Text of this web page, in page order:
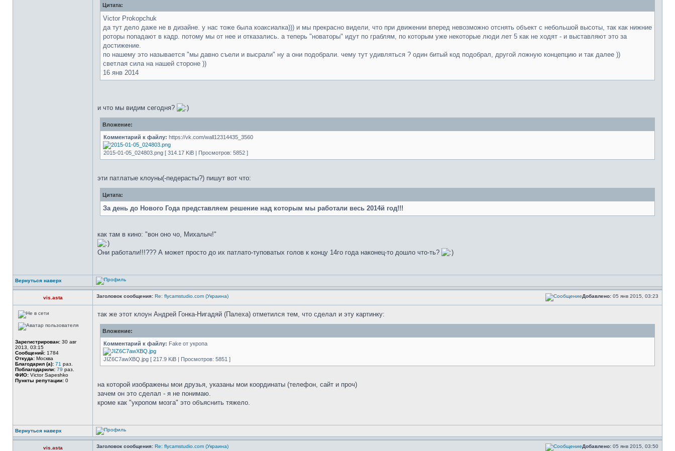
Цитата:
Victor Prokopchuk
да тут дело даже не в дизайне. у нас тоже была коаксиалка))) и мы прекрасно видели, что при движении вперед невозможно отснять объект с небольшой высоты, так как нижние
роторы попадают в кадр. потому мы от нее и отказались. а теперь "новаторы" идут по граблям, по которым уже некоторые люди лет 5 как не ходят - и выставляют это за
достижение.
по нашему это называется "мы давно съели и высрали" ну а они подобрали. чему тут удивляться ? один битый код подобрал, другой ложную концепцию и так далее ))
светлая сила на нашей стороне ))
16 янв 2014
и что мы видим сегодня?
Вложение:
Комментарий к файлу: https://vk.com/wall12314435_3560
2015-01-05_024803.png [ 314.17 KiB | Просмотров: 5852 ]
эти патлатые клоуны(-педерасты?) пишут вот что:
Цитата:
За день до Нового Года представляем решение над которым мы работали весь 2014й год!!!
как там в кино: "вон оно чо, Михалыч!"
Они работали!!!??? А может просто до их патлато-туповатых голов к концу 14го года наконец-то дошло что-ть?
Вернуться наверх
vis.asta Заголовок сообщения: Re: flycamstudio.com (Украина) Добавлено: 05 янв 2015, 03:23
Зарегистрирован: 30 авг
2013, 03:15
Сообщений: 1784
Откуда: Москва
Благодарил (а): 71 раз.
Поблагодарили: 79 раз.
ФИО: Victor Sapeshko
Пункты репутации: 0
так же этот клоун Андрей Гонка-Нигадяй (Палеха) отметился тем, что сделал и эту картинку:
Вложение:
Комментарий к файлу: Fake от укропа
JIZ6C7awXBQ.jpg [ 217.9 KiB | Просмотров: 5851 ]
на которой изображены мои друзья, указаны мои координаты (телефон, сайт и проч)
зачем он это сделал - я не понимаю.
кроме как "укропом мозга" это объяснить тяжело.
Вернуться наверх
vis.asta Заголовок сообщения: Re: flycamstudio.com (Украина) Добавлено: 05 янв 2015, 03:50